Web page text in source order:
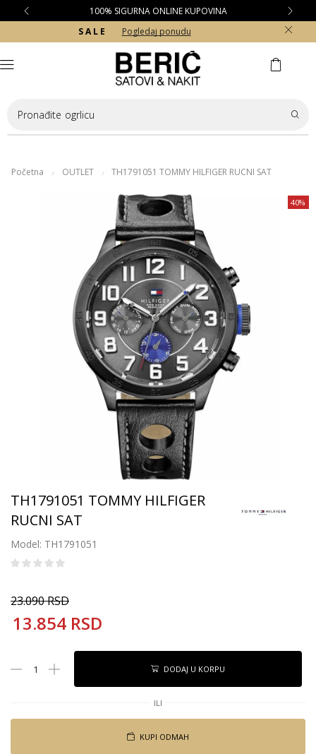
100% SIGURNA ONLINE KUPOVINA
S A L E
Pogledaj ponudu
Pronađite ogrlicu
Početna / OUTLET / TH1791051 TOMMY HILFIGER RUCNI SAT
40%
TH1791051 TOMMY HILFIGER
RUCNI SAT
Model: TH1791051
23.090RSD
13.854 RSD
DODAJ U KORPU
ILI
KUPI ODMAH